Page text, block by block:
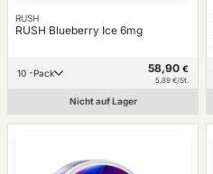
RUSH
RUSH Blueberry Ice 6mg
10 -Pack 58,90 €
5,89 €/St.
Nicht auf Lager